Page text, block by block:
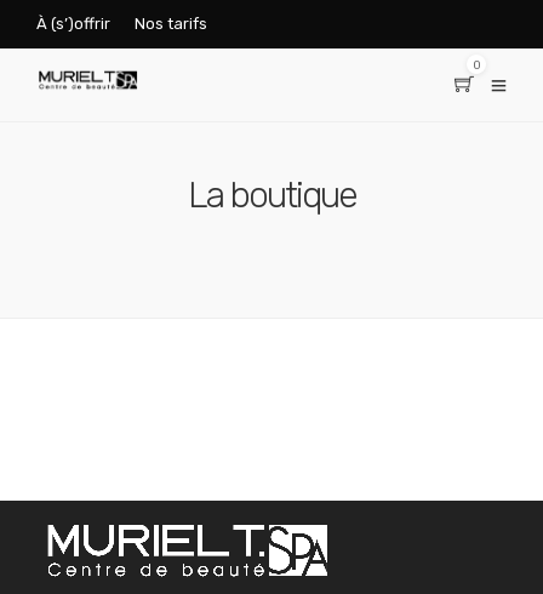
À (s’)offrir Nos tarifs
0
La boutique